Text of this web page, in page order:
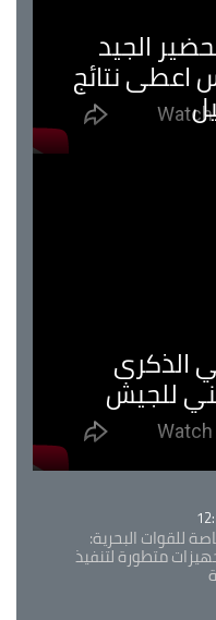
الجيد
اعطى نتائج
الذكرى
للجيش
للقوات البحرية:
متطورة لتنفيذ